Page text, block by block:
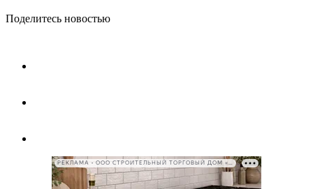
Поделитесь новостью
РЕКЛАМА • ООО СТРОИТЕЛЬНЫЙ ТОРГОВЫЙ ДОМ «ПЕТРОВИЧ», ИНН 7802348846